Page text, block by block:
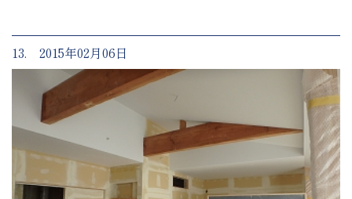
13. 2015年02月06日